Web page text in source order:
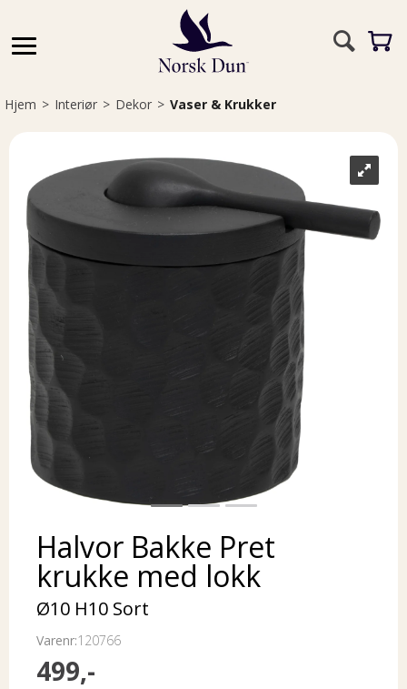
Hjem>Interiør>Dekor>Vaser & Krukker
Halvor Bakke Pret
krukke med lokk
Ø10 H10 Sort
Varenr:120766
499,-